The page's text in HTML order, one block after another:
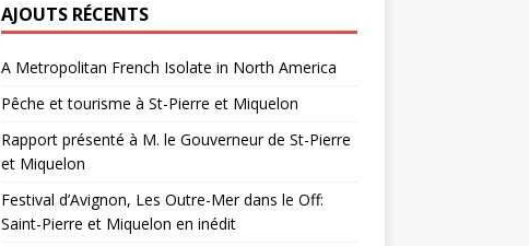
AJOUTS RÉCENTS
A Metropolitan French Isolate in North America
Pêche et tourisme à St-Pierre et Miquelon
Rapport présenté à M. le Gouverneur de St-Pierre
et Miquelon
Festival d’Avignon, Les Outre-Mer dans le Off:
Saint-Pierre et Miquelon en inédit